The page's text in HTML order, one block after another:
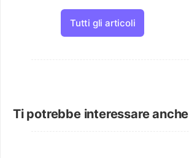
Tutti gli articoli
Ti potrebbe interessare anche